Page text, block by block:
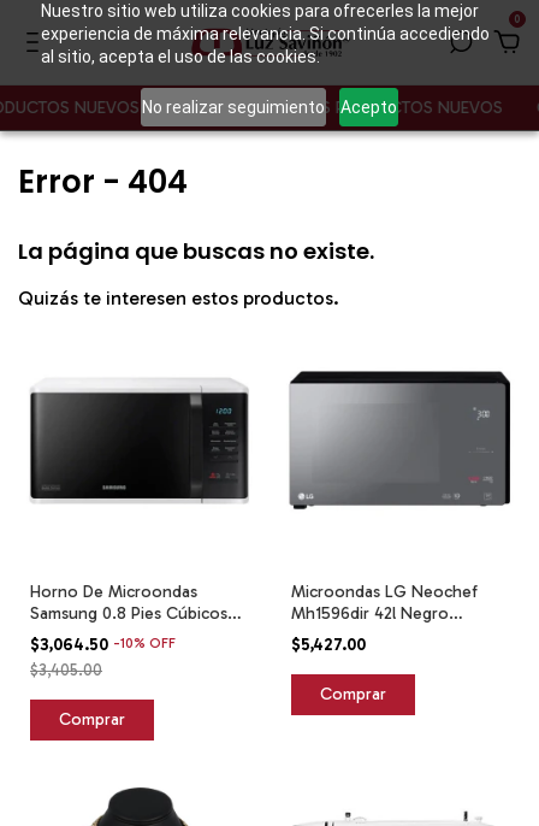
Nuestro sitio web utiliza cookies para ofrecerles la mejor
experiencia de máxima relevancia. Si continúa accediendo
al sitio, acepta el uso de las cookies.
No realizar seguimiento Acepto
0
NUEVOS CONOCE NUESTROS PRODUCTOS NUEVOS
Error - 404
La página que buscas no existe.
Quizás te interesen estos productos.
Horno De Microondas
Samsung 0.8 Pies Cúbicos
Blanco
$3,064.50 -10% OFF
$3,405.00
Microondas LG Neochef
Mh1596dir 42l Negro
Inverter
$5,427.00